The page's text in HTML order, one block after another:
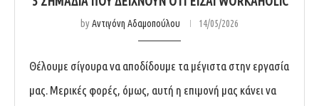
byΑντιγόνη Αδαμοπούλου 14/05/2026
Θέλουμε σίγουρα να αποδίδουμε τα μέγιστα στην εργασία
μας. Μερικές φορές, όμως, αυτή η επιμονή μας κάνει να